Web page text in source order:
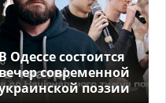
Одессе состоится
современной
поэзии